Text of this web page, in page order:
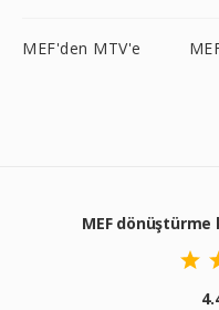
MEF'den MTV'e
MEF